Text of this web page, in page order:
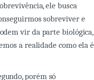
ele busca
sobreviver e
vir da parte biológica,
a realidade como ela
porém só